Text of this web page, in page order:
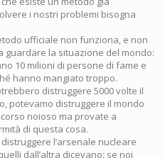
i nostri problemi bisogna
ufficiale non funziona, e non
guardare la situazione del mondo:
10 milioni di persone di fame e
hanno mangiato troppo.
distruggere 5000 volte il
potevamo distruggere il mondo
noioso ma provate a
di questa cosa.
l’arsenale nucleare
dall’altra dicevano: se noi